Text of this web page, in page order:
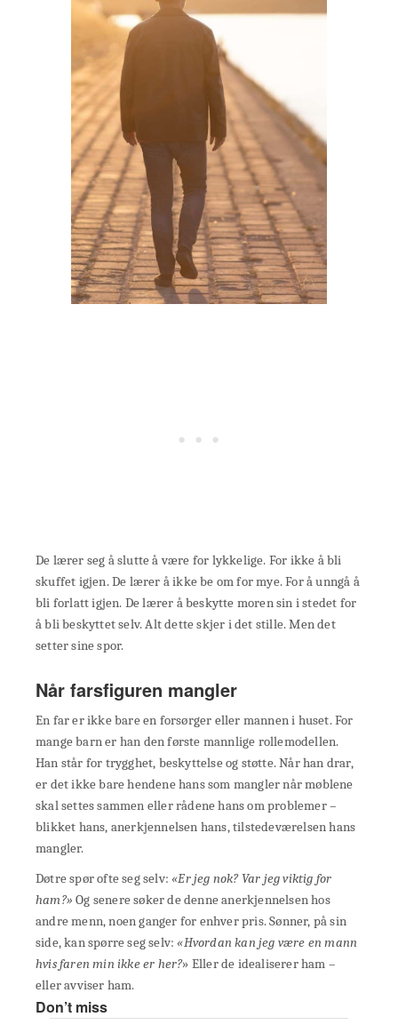
De lærer seg å slutte å være for lykkelige. For ikke å bli
skuffet igjen. De lærer å ikke be om for mye. For å unngå å
bli forlatt igjen. De lærer å beskytte moren sin i stedet for
å bli beskyttet selv. Alt dette skjer i det stille. Men det
setter sine spor.
Når farsfiguren mangler
En far er ikke bare en forsørger eller mannen i huset. For
mange barn er han den første mannlige rollemodellen.
Han står for trygghet, beskyttelse og støtte. Når han drar,
er det ikke bare hendene hans som mangler når møblene
skal settes sammen eller rådene hans om problemer –
blikket hans, anerkjennelsen hans, tilstedeværelsen hans
mangler.
Døtre spør ofte seg selv:«Er jeg nok? Var jeg viktig for
ham?» Og senere søker de denne anerkjennelsen hos
andre menn, noen ganger for enhver pris. Sønner, på sin
side, kan spørre seg selv:«Hvordan kan jeg være en mann
hvis faren min ikke er her?» Eller de idealiserer ham –
eller avviser ham.
Don’t miss